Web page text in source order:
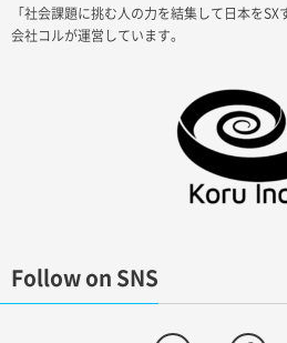
「社会課題に挑む人の力を結集して日本を
会社コルが運営しています。
Follow on SNS